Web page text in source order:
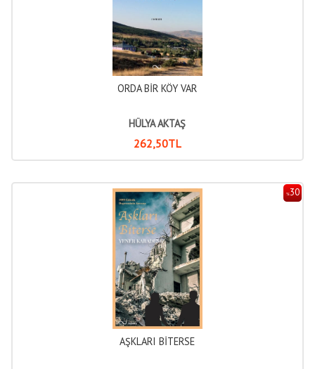
ORDA BİR KÖY VAR
HÜLYA AKTAŞ
262,50TL
%30
AŞKLARI BİTERSE